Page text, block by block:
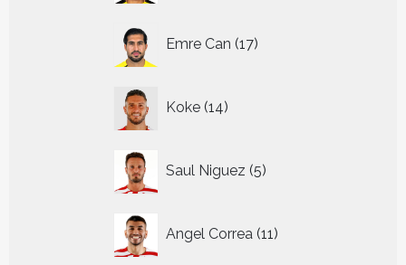
Emre Can 17
producten
Koke 14
producten
Saul Niguez 5
producten
Angel Correa 11
producten